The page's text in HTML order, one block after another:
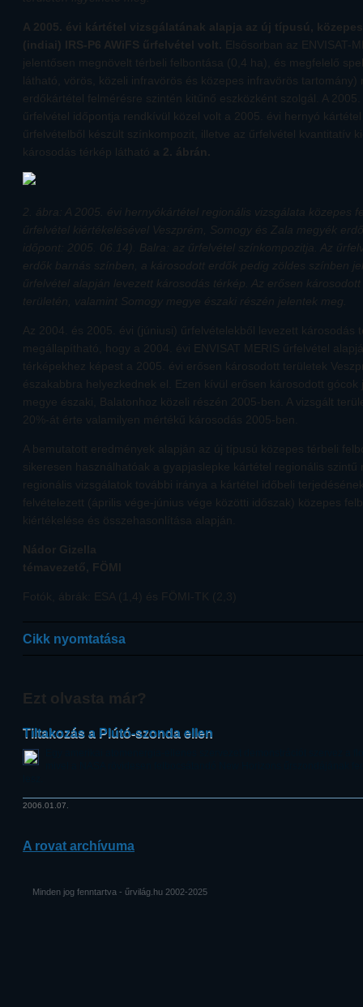
A 2005. évi kártétel vizsgálatának alapja az új típusú,
(indiai) IRS-P6 AWiFS űrfelvétel volt. Elsősorban az ENVISAT-
jelentősen megnövelt térbeli felbontása (0,4 ha), és megfelelő
látható, vörös, közeli infravörös és közepes infravörös tartomány)
erdőkártétel felmérésre szintén kitűnő eszközként szolgál. A
űrfelvétel időpontja rendkívül közel volt a 2005. évi hernyó
űrfelvételből készült színkompozit, illetve az űrfelvétel kvantitatív
károsodás térkép látható a 2. ábrán.
2. ábra: A 2005. évi hernyókártétel regionális vizsgálata közepes
űrfelvétel kiértékelésével Veszprém, Somogy és Zala megyék
időpont: 2005. 06.14). Balra: az űrfelvétel színkompozitja. Az
erdők barnás színben, a károsodott erdők pedig zöldes színben
űrfelvétel alapján levezett károsodás térkép. Az erősen
területén, valamint Somogy megye északi részén jelentek meg.
Az 2004. és 2005. évi (júniusi) űrfelvételekből levezett károsodás
megállapítható, hogy a 2004. évi ENVISAT MERIS űrfelvétel
térképekhez képest a 2005. évi erősen károsodott területek
északabbra helyezkednek el. Ezen kívül erősen károsodott gócok
megye északi, Balatonhoz közeli részén 2005-ben. A vizsgált
20%-át érte valamilyen mértékű károsodás 2005-ben.
A bemutatott eredmények alapján az új típusú közepes térbeli
sikeresen használhatóak a gyapjaslepke kártétel regionális szintű
regionális vizsgálatok további iránya a kártétel időbeli
felvételezett (április vége-június vége közötti időszak) közepes
kiértékelése és összehasonlítása alapján.
Nádor Gizella
témavezető, FÖMI
Fotók, ábrák: ESA (1,4) és FÖMI-TK (2,3)
Cikk nyomtatása
Ezt olvasta már?
Tiltakozás a Plútó-szonda ellen
2006.01.07.
A rovat archívuma
Minden jog fenntartva - űrvilág.hu 2002-2025